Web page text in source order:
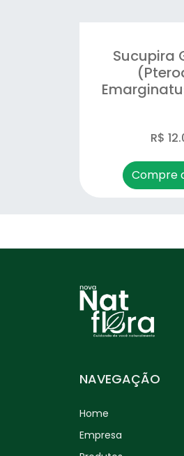
punctatum) –
Erva de São João
(Hypericum
Erva Doce
anisum) – 50g
Eucalipto Glóbulos
(Eucalyptus
biloba) – 30g
Sucupira
R$
Compre
NAVEGAÇÃO
Home
Empresa